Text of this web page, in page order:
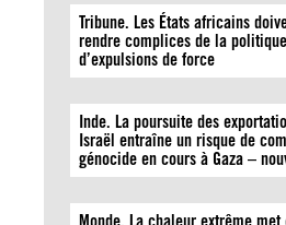
Tribune. Les États africains
rendre complices de la
d’expulsions de force
Inde. La poursuite des
Israël entraîne un risque de
génocide en cours à Gaza –